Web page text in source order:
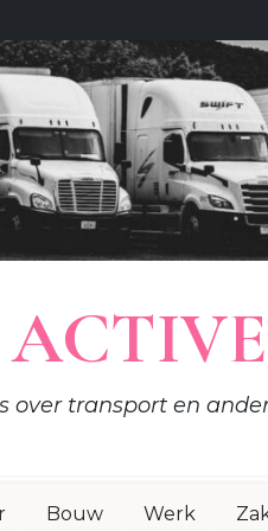
over transport en
Bouw Werk